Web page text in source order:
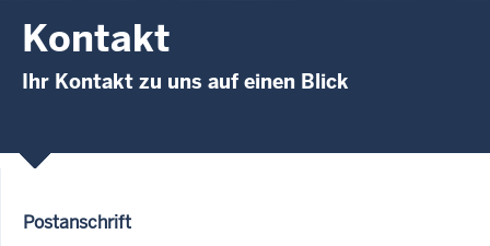
Kontakt
Ihr Kontakt zu uns auf einen Blick
Postanschrift